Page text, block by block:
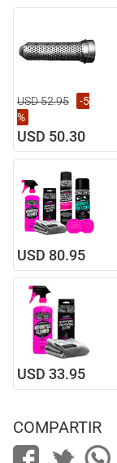
USD 52.95
-5
%
USD 50.30
USD 80.95
USD 33.95
COMPARTIR